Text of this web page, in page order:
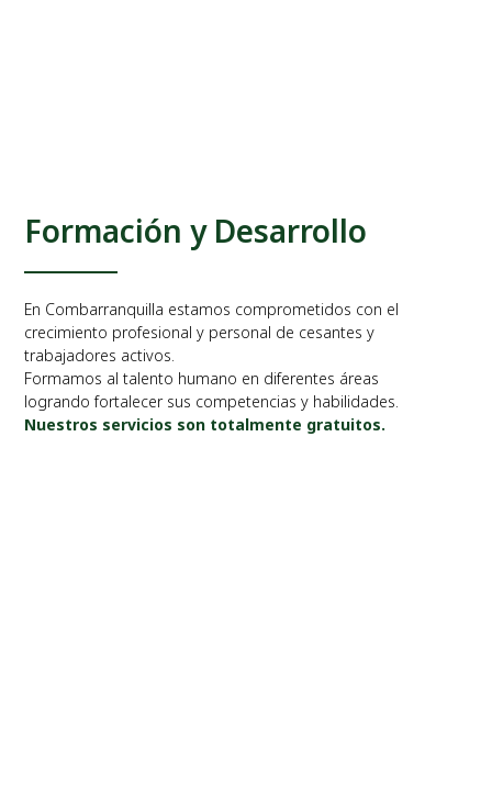
Formación y Desarrollo
En Combarranquilla estamos comprometidos con el
crecimiento profesional y personal de cesantes y
trabajadores activos.
Formamos al talento humano en diferentes áreas
logrando fortalecer sus competencias y habilidades.
Nuestros servicios son totalmente gratuitos.